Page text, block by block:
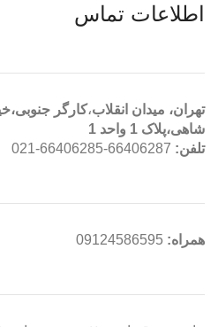
اطلاعات تماس
تهران، ميدان انقلاب،کارگر
شاهی،پلاک 1 واحد 1
تلفن: 66406287-66406285-021
همراه: